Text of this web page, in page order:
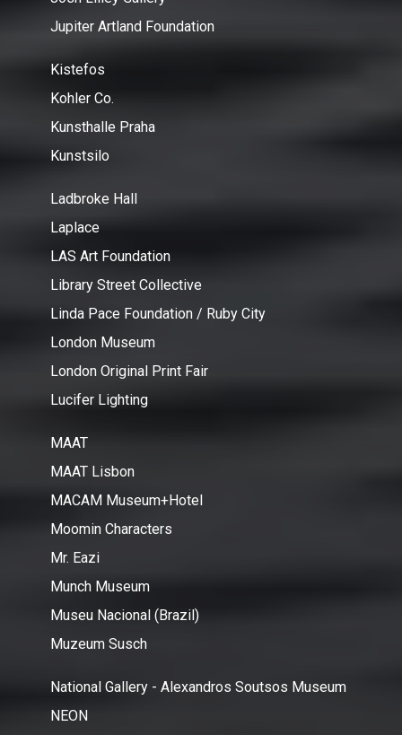
Jupiter Artland Foundation
Kistefos
Kohler Co.
Kunsthalle Praha
Kunstsilo
Ladbroke Hall
Laplace
LAS Art Foundation
Library Street Collective
Linda Pace Foundation / Ruby City
London Museum
London Original Print Fair
Lucifer Lighting
MAAT
MAAT Lisbon
MACAM Museum+Hotel
Moomin Characters
Mr. Eazi
Munch Museum
Museu Nacional (Brazil)
Muzeum Susch
National Gallery - Alexandros Soutsos Museum
NEON